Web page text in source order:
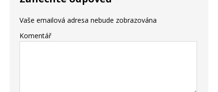
Vaše emailová adresa nebude zobrazována
Komentář